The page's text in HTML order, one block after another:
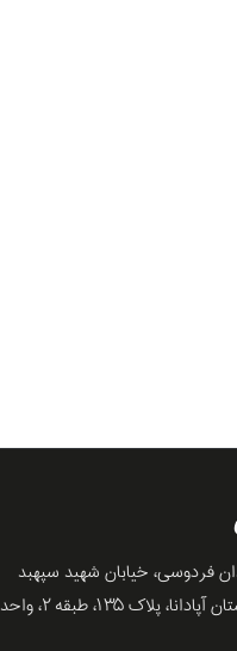
فردوسی، خیابان شهید سپهبد
قرنی، جنب بیمارستان آپادانا، پلاک ۱۳۵، طبقه ۲، واحد